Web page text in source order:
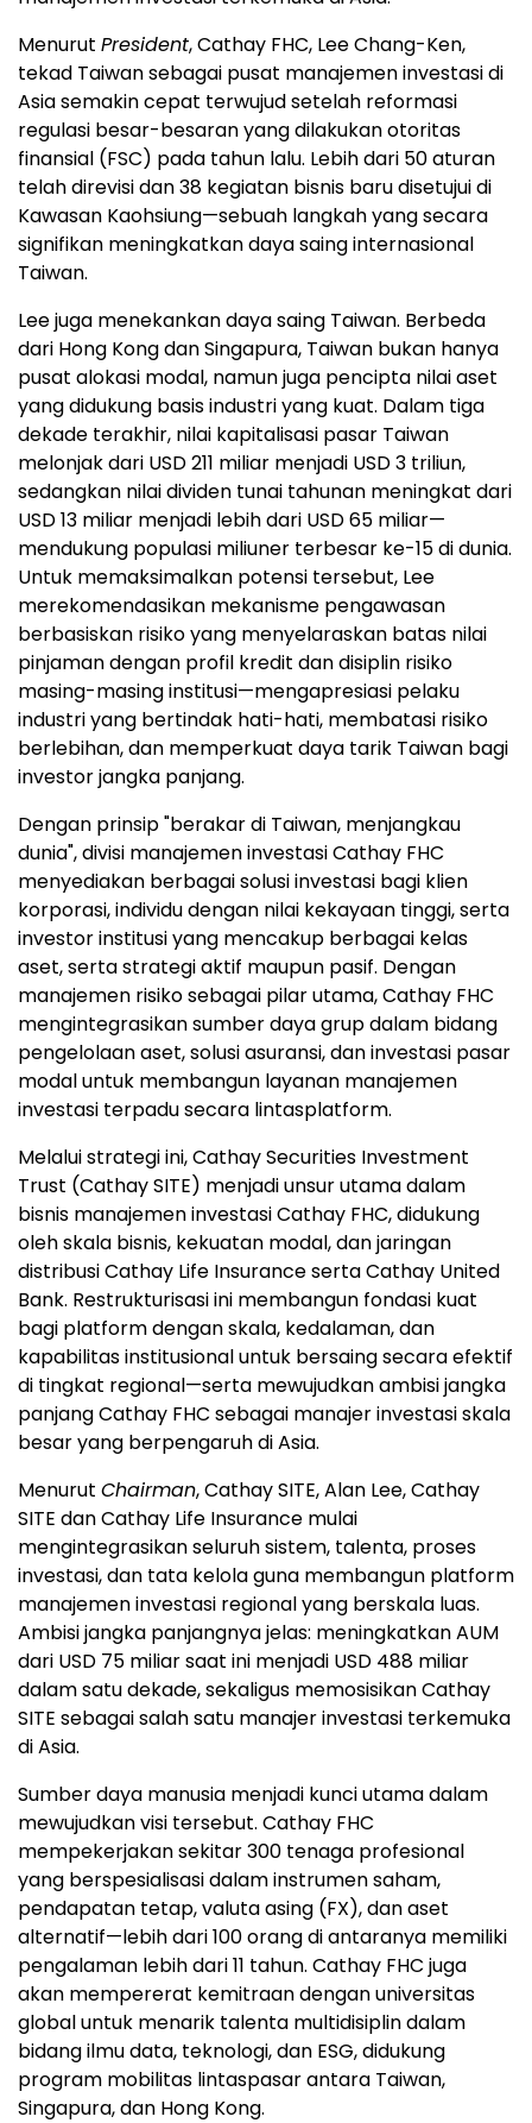
Menurut President, Cathay FHC, Lee Chang-Ken,
tekad Taiwan sebagai pusat manajemen investasi di
Asia semakin cepat terwujud setelah reformasi
regulasi besar-besaran yang dilakukan otoritas
finansial (FSC) pada tahun lalu. Lebih dari 50 aturan
telah direvisi dan 38 kegiatan bisnis baru disetujui di
Kawasan Kaohsiung—sebuah langkah yang secara
signifikan meningkatkan daya saing internasional
Taiwan.
Lee juga menekankan daya saing Taiwan. Berbeda
dari Hong Kong dan Singapura, Taiwan bukan hanya
pusat alokasi modal, namun juga pencipta nilai aset
yang didukung basis industri yang kuat. Dalam tiga
dekade terakhir, nilai kapitalisasi pasar Taiwan
melonjak dari USD 211 miliar menjadi USD 3 triliun,
sedangkan nilai dividen tunai tahunan meningkat dari
USD 13 miliar menjadi lebih dari USD 65 miliar—
mendukung populasi miliuner terbesar ke-15 di dunia.
Untuk memaksimalkan potensi tersebut, Lee
merekomendasikan mekanisme pengawasan
berbasiskan risiko yang menyelaraskan batas nilai
pinjaman dengan profil kredit dan disiplin risiko
masing-masing institusi—mengapresiasi pelaku
industri yang bertindak hati-hati, membatasi risiko
berlebihan, dan memperkuat daya tarik Taiwan bagi
investor jangka panjang.
Dengan prinsip "berakar di Taiwan, menjangkau
dunia", divisi manajemen investasi Cathay FHC
menyediakan berbagai solusi investasi bagi klien
korporasi, individu dengan nilai kekayaan tinggi, serta
investor institusi yang mencakup berbagai kelas
aset, serta strategi aktif maupun pasif. Dengan
manajemen risiko sebagai pilar utama, Cathay FHC
mengintegrasikan sumber daya grup dalam bidang
pengelolaan aset, solusi asuransi, dan investasi pasar
modal untuk membangun layanan manajemen
investasi terpadu secara lintasplatform.
Melalui strategi ini, Cathay Securities Investment
Trust (Cathay SITE) menjadi unsur utama dalam
bisnis manajemen investasi Cathay FHC, didukung
oleh skala bisnis, kekuatan modal, dan jaringan
distribusi Cathay Life Insurance serta Cathay United
Bank. Restrukturisasi ini membangun fondasi kuat
bagi platform dengan skala, kedalaman, dan
kapabilitas institusional untuk bersaing secara efektif
di tingkat regional—serta mewujudkan ambisi jangka
panjang Cathay FHC sebagai manajer investasi skala
besar yang berpengaruh di Asia.
Menurut Chairman, Cathay SITE, Alan Lee, Cathay
SITE dan Cathay Life Insurance mulai
mengintegrasikan seluruh sistem, talenta, proses
investasi, dan tata kelola guna membangun platform
manajemen investasi regional yang berskala luas.
Ambisi jangka panjangnya jelas: meningkatkan AUM
dari USD 75 miliar saat ini menjadi USD 488 miliar
dalam satu dekade, sekaligus memosisikan Cathay
SITE sebagai salah satu manajer investasi terkemuka
di Asia.
Sumber daya manusia menjadi kunci utama dalam
mewujudkan visi tersebut. Cathay FHC
mempekerjakan sekitar 300 tenaga profesional
yang berspesialisasi dalam instrumen saham,
pendapatan tetap, valuta asing (FX), dan aset
alternatif—lebih dari 100 orang di antaranya memiliki
pengalaman lebih dari 11 tahun. Cathay FHC juga
akan mempererat kemitraan dengan universitas
global untuk menarik talenta multidisiplin dalam
bidang ilmu data, teknologi, dan ESG, didukung
program mobilitas lintaspasar antara Taiwan,
Singapura, dan Hong Kong.